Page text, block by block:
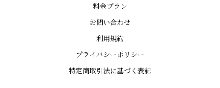
料金プラン
お問い合わせ
利用規約
プライバシーポリシー
特定商取引法に基づく表記